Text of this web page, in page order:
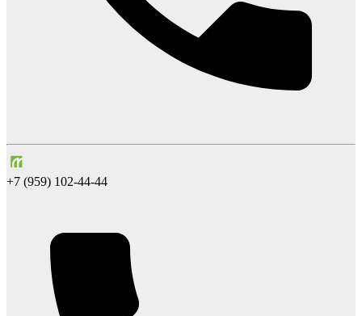
+7 (959) 102-44-44